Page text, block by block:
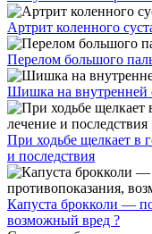
Артрит коленного
Перелом большого
Шишка на внутренней
При ходьбе щелкает в
и последствия
Капуста брокколи —
возможный вред ?